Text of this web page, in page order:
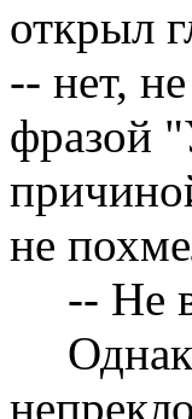
открыл
-- нет,
фразой
не
-- Не